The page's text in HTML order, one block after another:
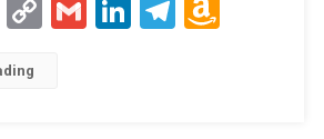
WhatsApp
CopyGmailLinkedIn
Telegram